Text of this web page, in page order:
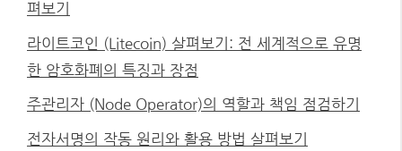
펴보기
라이트코인 (Litecoin) 살펴보기: 전 세계적으로 유명
한 암호화폐의 특징과 장점
주관리자 (Node Operator)의 역할과 책임 점검하기
전자서명의 작동 원리와 활용 방법 살펴보기